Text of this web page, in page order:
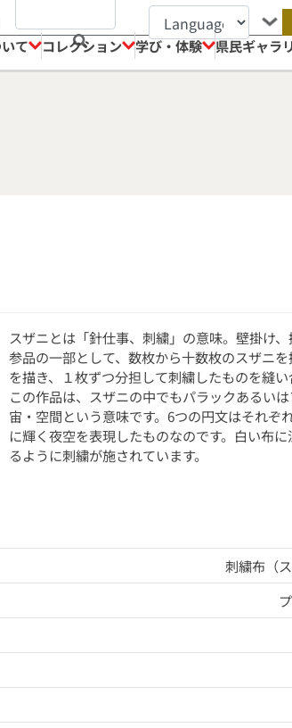
て コレクション 学び・体験 県民ギャラ
スザニとは「針仕事、刺繍」の意味。壁掛け
参品の一部として、数枚から十数枚のスザニ
を描き、１枚ずつ分担して刺繍したものを縫い
この作品は、スザニの中でもパラックあるい
宙・空間という意味です。6つの円文はそれぞ
に輝く夜空を表現したものなのです。白い布
るように刺繍が施されています。
刺繍布（